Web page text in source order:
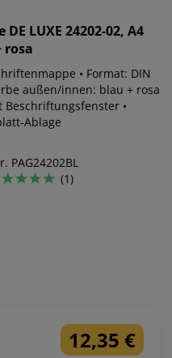
LUXE 24202-02, A4
rosa
• Format: DIN
außen/innen: blau + rosa
Beschriftungsfenster •
Ablage
PAG24202BL
(1)
12,35 €